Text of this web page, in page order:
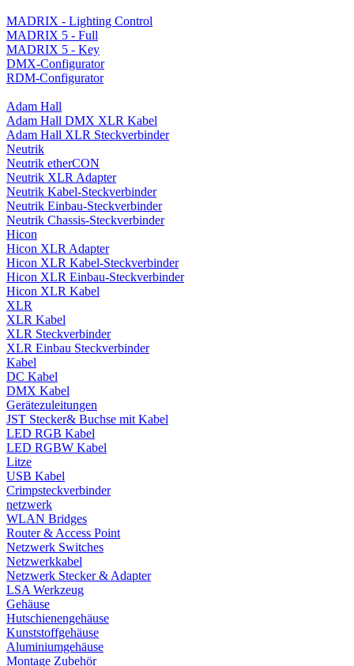
MADRIX - Lighting Control
MADRIX 5 - Full
MADRIX 5 - Key
DMX-Configurator
RDM-Configurator
Adam Hall
Adam Hall DMX XLR Kabel
Adam Hall XLR Steckverbinder
Neutrik
Neutrik etherCON
Neutrik XLR Adapter
Neutrik Kabel-Steckverbinder
Neutrik Einbau-Steckverbinder
Neutrik Chassis-Steckverbinder
Hicon
Hicon XLR Adapter
Hicon XLR Kabel-Steckverbinder
Hicon XLR Einbau-Steckverbinder
Hicon XLR Kabel
XLR
XLR Kabel
XLR Steckverbinder
XLR Einbau Steckverbinder
Kabel
DC Kabel
DMX Kabel
Gerätezuleitungen
JST Stecker& Buchse mit Kabel
LED RGB Kabel
LED RGBW Kabel
Litze
USB Kabel
Crimpsteckverbinder
netzwerk
WLAN Bridges
Router & Access Point
Netzwerk Switches
Netzwerkkabel
Netzwerk Stecker & Adapter
LSA Werkzeug
Gehäuse
Hutschienengehäuse
Kunststoffgehäuse
Aluminiumgehäuse
Montage Zubehör